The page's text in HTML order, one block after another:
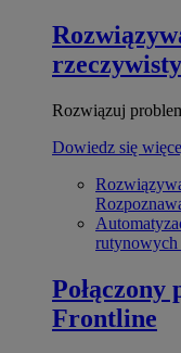
Rozwiązuj
Dowiedz się
rutynowych
Połączony
Frontline